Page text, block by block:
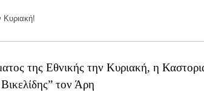
Κυριακή!
της Εθνικής την Κυριακή, η
τον Άρη